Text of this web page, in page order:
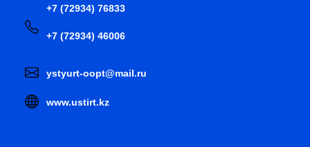
+7 (72934) 76833
+7 (72934) 46006
ystyurt-oopt@mail.ru
www.ustirt.kz